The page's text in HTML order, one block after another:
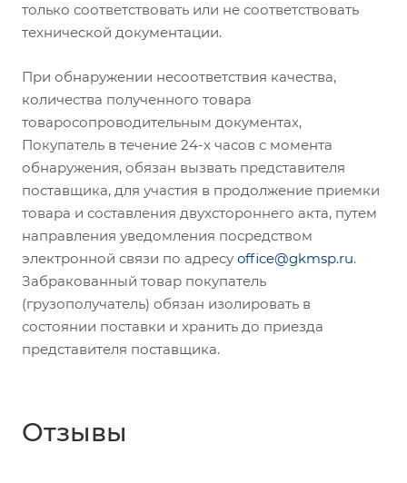
только соответствовать или не соответствовать
технической документации.
При обнаружении несоответствия качества,
количества полученного товара
товаросопроводительным документах,
Покупатель в течение 24-х часов с момента
обнаружения, обязан вызвать представителя
поставщика, для участия в продолжение приемки
товара и составления двухстороннего акта, путем
направления уведомления посредством
электронной связи по адресу office@gkmsp.ru.
Забракованный товар покупатель
(грузополучатель) обязан изолировать в
состоянии поставки и хранить до приезда
представителя поставщика.
Отзывы